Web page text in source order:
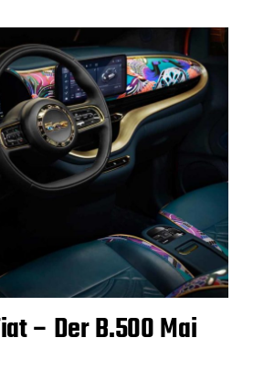
– Der B.500 Mai